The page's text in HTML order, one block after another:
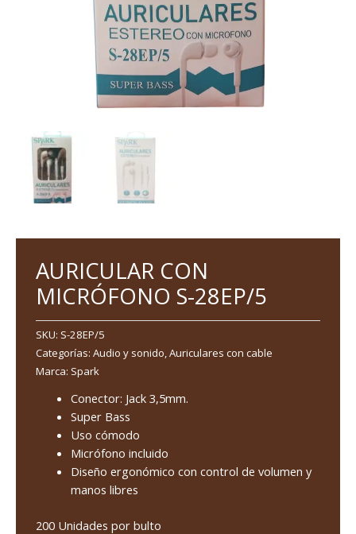
AURICULAR CON
MICRÓFONO S-28EP/5
SKU: S-28EP/5
Categorías: Audio y sonido,Auriculares con cable
Marca: Spark
Conector: Jack 3,5mm.
Super Bass
Uso cómodo
Micrófono incluido
Diseño ergonómico con control de volumen y
manos libres
200 Unidades por bulto